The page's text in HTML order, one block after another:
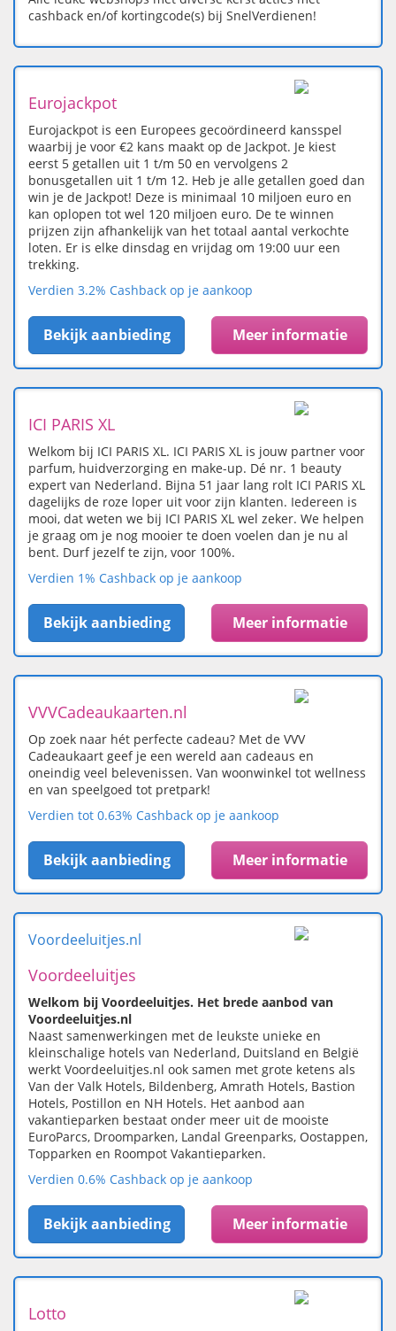
cashback en/of kortingcode(s) bij SnelVerdienen!
Eurojackpot
Eurojackpot is een Europees gecoördineerd kansspel
waarbij je voor €2 kans maakt op de Jackpot. Je kiest
eerst 5 getallen uit 1 t/m 50 en vervolgens 2
bonusgetallen uit 1 t/m 12. Heb je alle getallen goed dan
win je de Jackpot! Deze is minimaal 10 miljoen euro en
kan oplopen tot wel 120 miljoen euro. De te winnen
prijzen zijn afhankelijk van het totaal aantal verkochte
loten. Er is elke dinsdag en vrijdag om 19:00 uur een
trekking.
Verdien 3.2% Cashback op je aankoop
Bekijk aanbieding Meer informatie
ICI PARIS XL
Welkom bij ICI PARIS XL. ICI PARIS XL is jouw partner voor
parfum, huidverzorging en make-up. Dé nr. 1 beauty
expert van Nederland. Bijna 51 jaar lang rolt ICI PARIS XL
dagelijks de roze loper uit voor zijn klanten. Iedereen is
mooi, dat weten we bij ICI PARIS XL wel zeker. We helpen
je graag om je nog mooier te doen voelen dan je nu al
bent. Durf jezelf te zijn, voor 100%.
Verdien 1% Cashback op je aankoop
Bekijk aanbieding Meer informatie
VVVCadeaukaarten.nl
Op zoek naar hét perfecte cadeau? Met de VVV
Cadeaukaart geef je een wereld aan cadeaus en
oneindig veel belevenissen. Van woonwinkel tot wellness
en van speelgoed tot pretpark!
Verdien tot 0.63% Cashback op je aankoop
Bekijk aanbieding Meer informatie
Voordeeluitjes.nl
Voordeeluitjes
Welkom bij Voordeeluitjes. Het brede aanbod van
Voordeeluitjes.nl
Naast samenwerkingen met de leukste unieke en
kleinschalige hotels van Nederland, Duitsland en België
werkt Voordeeluitjes.nl ook samen met grote ketens als
Van der Valk Hotels, Bildenberg, Amrath Hotels, Bastion
Hotels, Postillon en NH Hotels. Het aanbod aan
vakantieparken bestaat onder meer uit de mooiste
EuroParcs, Droomparken, Landal Greenparks, Oostappen,
Topparken en Roompot Vakantieparken.
Verdien 0.6% Cashback op je aankoop
Bekijk aanbieding Meer informatie
Lotto